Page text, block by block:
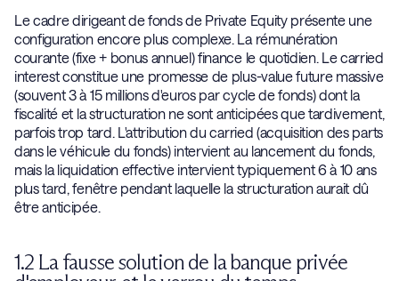
Le cadre dirigeant de fonds de Private Equity présente une
configuration encore plus complexe. La rémunération
courante (fixe + bonus annuel) finance le quotidien. Le carried
interest constitue une promesse de plus-value future massive
(souvent 3 à 15 millions d'euros par cycle de fonds) dont la
fiscalité et la structuration ne sont anticipées que tardivement,
parfois trop tard. L'attribution du carried (acquisition des parts
dans le véhicule du fonds) intervient au lancement du fonds,
mais la liquidation effective intervient typiquement 6 à 10 ans
plus tard, fenêtre pendant laquelle la structuration aurait dû
être anticipée.
1.2 La fausse solution de la banque privée